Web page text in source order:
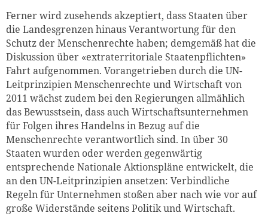
Ferner wird zusehends akzeptiert, dass Staaten über
die Landesgrenzen hinaus Verantwortung für den
Schutz der Menschenrechte haben; demgemäß hat die
Diskussion über «extraterritoriale Staatenpflichten»
Fahrt aufgenommen. Vorangetrieben durch die UN-
Leitprinzipien Menschenrechte und Wirtschaft von
2011 wächst zudem bei den Regierungen allmählich
das Bewusstsein, dass auch Wirtschaftsunternehmen
für Folgen ihres Handelns in Bezug auf die
Menschenrechte verantwortlich sind. In über 30
Staaten wurden oder werden gegenwärtig
entsprechende Nationale Aktionspläne entwickelt, die
an den UN-Leitprinzipien ansetzen: Verbindliche
Regeln für Unternehmen stoßen aber nach wie vor auf
große Widerstände seitens Politik und Wirtschaft.